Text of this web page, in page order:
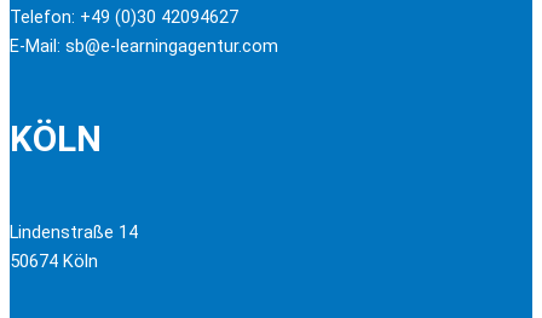
Telefon: +49 (0)30 42094627
E-Mail: sb@e-learningagentur.com
KÖLN
Lindenstraße 14
50674 Köln